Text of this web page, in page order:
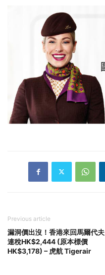
Previous article
漏洞價出沒！香港來回馬爾代夫
連稅HK$2,444 (原本標價
HK$3,178) – 虎航 Tigerair